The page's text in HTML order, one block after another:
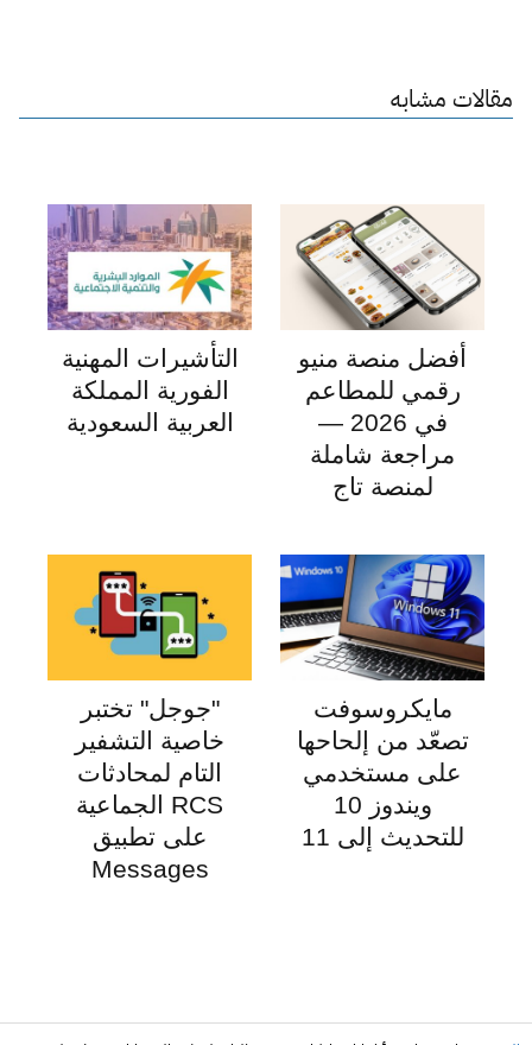
مقالات مشابه
أفضل منصة منيو
رقمي للمطاعم
في 2026 —
مراجعة شاملة
لمنصة تاج
التأشيرات المهنية
الفورية المملكة
العربية السعودية
مايكروسوفت
تصعّد من إلحاحها
على مستخدمي
ويندوز 10
للتحديث إلى 11
"جوجل" تختبر
خاصية التشفير
التام لمحادثات
RCS الجماعية
على تطبيق
Messages